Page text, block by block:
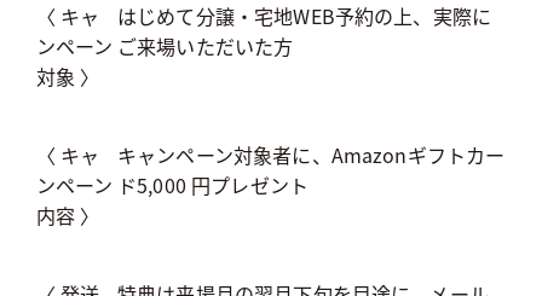
〈 キャ
ンペーン
対象 〉
はじめて分譲・宅地WEB予約の上、実際に
ご来場いただいた方
〈 キャ
ンペーン
内容 〉
キャンペーン対象者に、Amazonギフトカー
ド5,000 円プレゼント